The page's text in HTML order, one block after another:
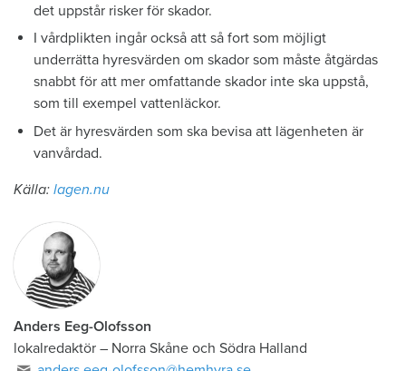
det uppstår risker för skador.
I vårdplikten ingår också att så fort som möjligt
underrätta hyresvärden om skador som måste åtgärdas
snabbt för att mer omfattande skador inte ska uppstå,
som till exempel vattenläckor.
Det är hyresvärden som ska bevisa att lägenheten är
vanvårdad.
Källa: lagen.nu
Anders Eeg-Olofsson
lokalredaktör – Norra Skåne och Södra Halland